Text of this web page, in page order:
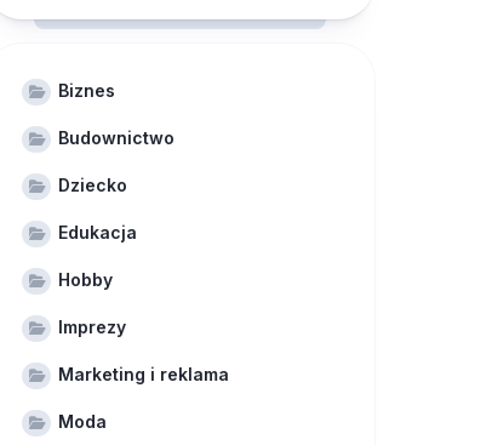
Biznes
Budownictwo
Dziecko
Edukacja
Hobby
Imprezy
Marketing i reklama
Moda